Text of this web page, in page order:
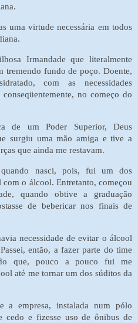
uma virtude necessária em todos
Irmandade que literalmente
tremendo fundo de poço. Doente,
com as necessidades
no começo do
de um Poder Superior, Deus
surgiu uma mão amiga e tive a
que ainda me restavam.
quando nasci, pois, fui um dos
o álcool. Entretanto, começou
quando obtive a graduação
de bebericar nos finais de
necessidade de evitar o álcool
então, a fazer parte do time
que, pouco a pouco fui me
até me tornar um dos súditos da
a empresa, instalada num pólo
cedo e fizesse uso de ônibus de